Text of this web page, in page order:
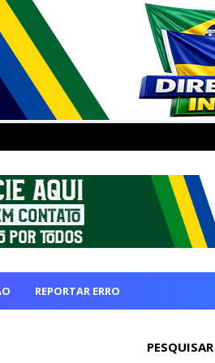
REPORTAR ERRO
PESQUISAR